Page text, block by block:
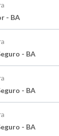
- BA
- BA
- BA
- BA